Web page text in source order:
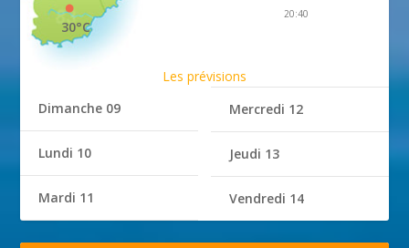
30°C
20:40
Les prévisions
Dimanche 09
Lundi 10
Mardi 11
Mercredi 12
Jeudi 13
Vendredi 14